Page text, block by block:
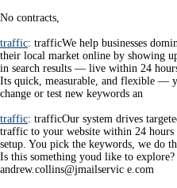
No contracts,
traffic: trafficWe help businesses
their local market online by showing
in search results — live within 24
Its quick, measurable, and flexible —
change or test new keywords an
traffic: trafficOur system drives
traffic to your website within 24 hours
setup. You pick the keywords, we do
Is this something youd like to explore?
andrew.collins@jmailservic e.com